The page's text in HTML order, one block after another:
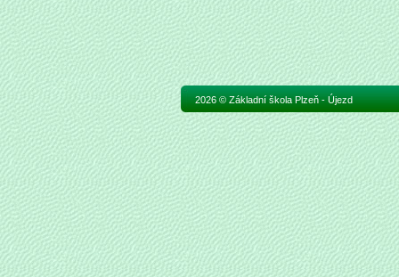
2026 © Základní škola Plzeň - Újezd